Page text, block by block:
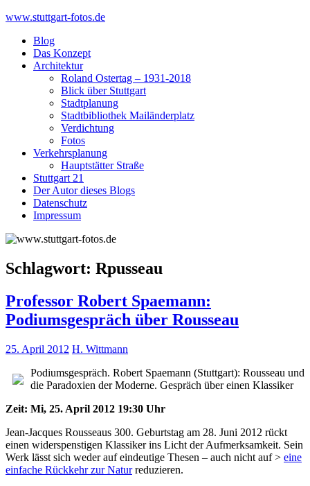
Skip
content
www.stuttgart-fotos.de
Blog
Das Konzept
Architektur
Roland Ostertag – 1931-2018
Blick über Stuttgart
Stadtplanung
Stadtbibliothek Mailänderplatz
Verdichtung
Fotos
Verkehrsplanung
Hauptstätter Straße
Stuttgart 21
Der Autor dieses Blogs
Datenschutz
Impressum
Schlagwort: Rpusseau
Professor Robert Spaemann:
Podiumsgespräch über Rousseau
25. April 2012 H. Wittmann
Podiumsgespräch. Robert Spaemann (Stuttgart): Rousseau und
die Paradoxien der Moderne. Gespräch über einen Klassiker
Zeit: Mi, 25. April 2012 19:30 Uhr
Jean-Jacques Rousseaus 300. Geburtstag am 28. Juni 2012 rückt
einen widerspenstigen Klassiker ins Licht der Aufmerksamkeit. Sein
Werk lässt sich weder auf eindeutige Thesen – auch nicht auf > eine
einfache Rückkehr zur Naturreduzieren.